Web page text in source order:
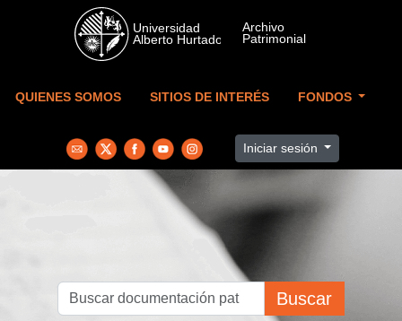
Skip to main content
QUIENES SOMOS SITIOS DE INTERÉS FONDOS
Iniciar sesión
Buscar